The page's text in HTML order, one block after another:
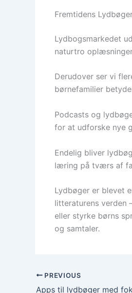
Fremtidens
Lydbogsmarkedet
naturtro
Derudover ser vi
børnefamilier
Podcasts og
for at udforske nye
Endelig bliver
læring på tværs af
Lydbøger er blevet
litteraturens verden
eller styrke børns
og samtaler.
PREVIOUS
Apps til lydbøger med